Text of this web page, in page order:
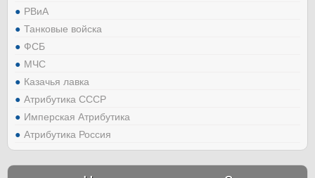
РВиА
Танковые войска
ФСБ
МЧС
Казачья лавка
Атрибутика СССР
Имперская Атрибутика
Атрибутика Россия